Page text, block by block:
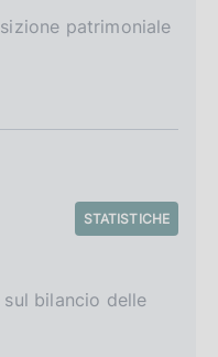
patrimoniale
STATISTICHE
bilancio delle